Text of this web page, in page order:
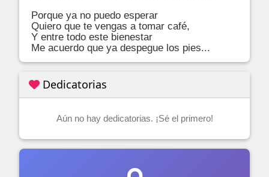
Porque ya no puedo esperar
Quiero que te vengas a tomar café,
Y entre todo este bienestar
Me acuerdo que ya despegue los pies...
Dedicatorias
Aún no hay dedicatorias. ¡Sé el primero!